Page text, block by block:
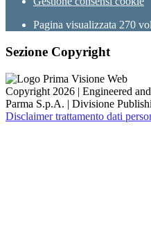
Pagina visualizzata 270
Sezione Copyright
Copyright 2026 | Engineered
Parma S.p.A. | Divisione
Disclaimer trattamento dati